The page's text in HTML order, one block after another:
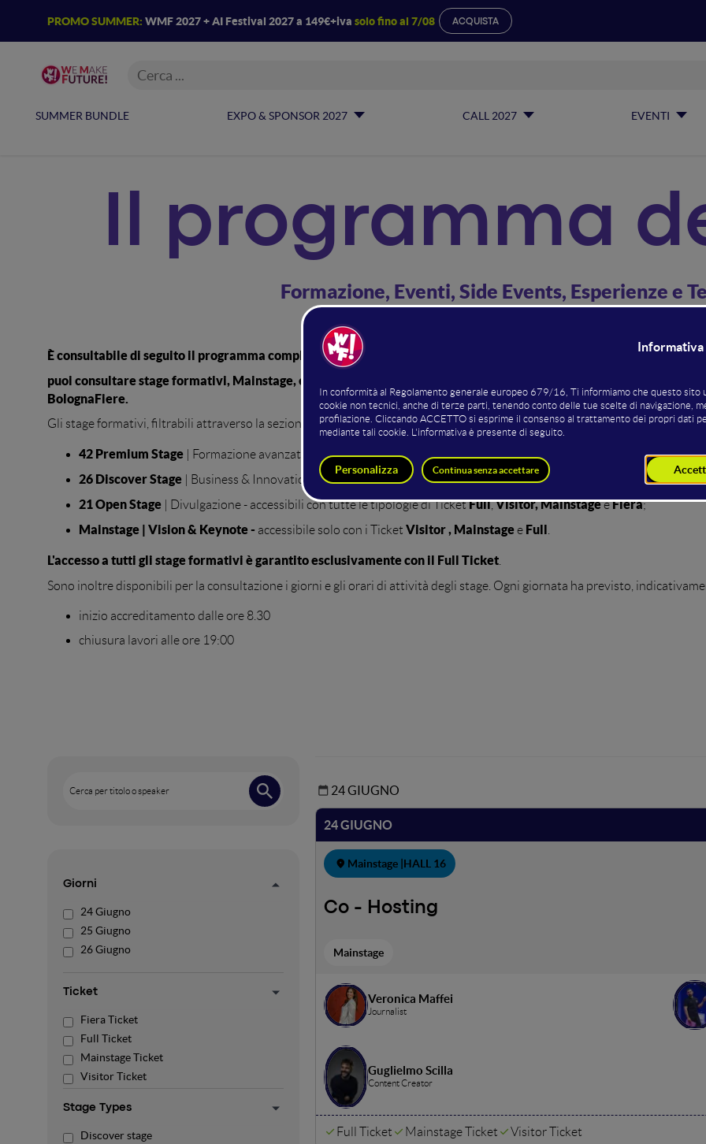
PROMO SUMMER: WMF 2027 + AI Festival 2027 a 149€+iva solo fino al 7/08 ACQUISTA
SUMMER BUNDLE EXPO & SPONSOR 2027 CALL 2027 EVENTI
Il programma
Formazione, Eventi, Side Events, Esperienze e
È consultabile di seguito il programma completo 2026 della manifestazione:
puoi consultare stage formativi, Mainstage, eventi verticali, side event ed eventi dei partner, esperienze immersive
BolognaFiere.
Gli stage formativi, filtrabili attraverso la sezione Stage Types, sono suddivisi in:
42 Premium Stage | Formazione avanzata - accessibili con Full Ticket
26 Discover Stage | Business & Innovation Solutions - accessibiliFulleVisitor Ticket;
21 Open Stage | Divulgazione - accessibili con tutte le tipologie di TicketFull,Visitor, MainstageeFiera;
Mainstage | Vision & Keynote - accessibile solo con i Ticket Visitor , Mainstagee Full
L'accesso a tutti gli stage formativi è garantito esclusivamente con il Full Ticket
Sono inoltre disponibili per la consultazione i giorni e gli orari di attività degli stage. Ogni giornata ha previsto,
inizio accreditamento dalle ore 8.30
chiusura lavori alle ore 19:00
Cerca per titolo o speaker
Giorni
24 Giugno
25 Giugno
26 Giugno
Ticket
Fiera Ticket
Full Ticket
Mainstage Ticket
Visitor Ticket
Stage Types
Discover stage
24 GIUGNO
24 GIUGNO
Mainstage | HALL 16
Co - Hosting
Mainstage
Veronica Maffei
Journalist
Guglielmo Scilla
Content Creator
Visitor Ticket
Full Ticket Mainstage Ticket